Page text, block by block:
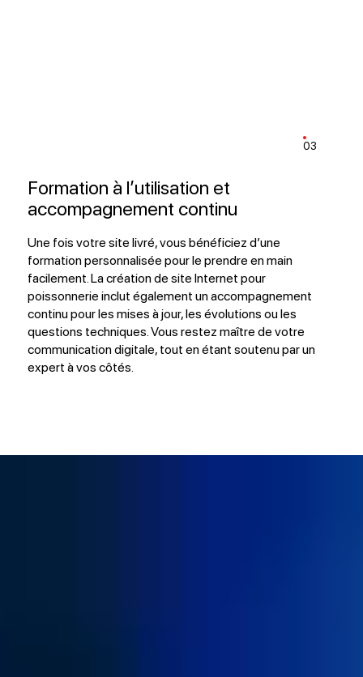
03
Formation à l’utilisation et
accompagnement continu
Une fois votre site livré, vous bénéficiez d’une
formation personnalisée pour le prendre en main
facilement. La création de site Internet pour
poissonnerie inclut également un accompagnement
continu pour les mises à jour, les évolutions ou les
questions techniques. Vous restez maître de votre
communication digitale, tout en étant soutenu par un
expert à vos côtés.